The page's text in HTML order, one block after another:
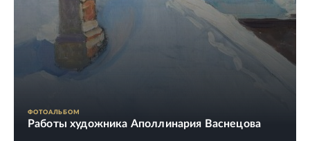
ФОТОАЛЬБОМ
Работы художника Аполлинария Васнецова